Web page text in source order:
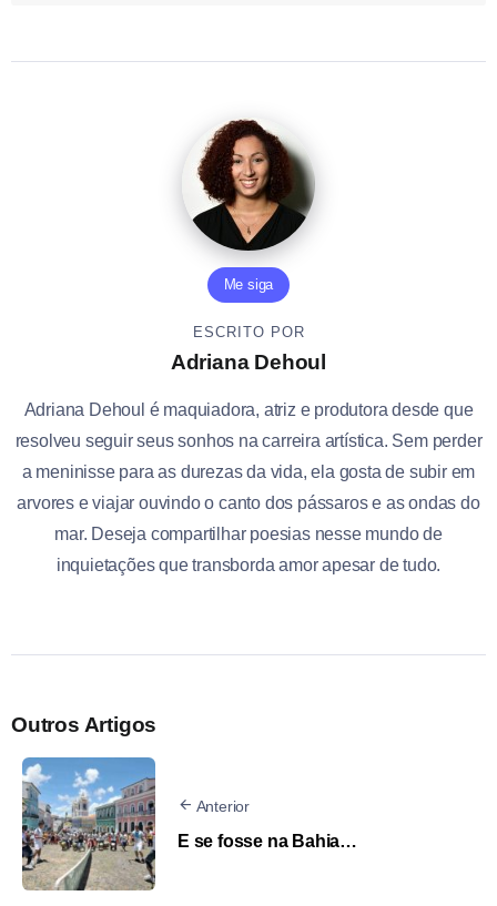
Me siga
ESCRITO POR
Adriana Dehoul
Adriana Dehoul é maquiadora, atriz e produtora desde que
resolveu seguir seus sonhos na carreira artística. Sem perder
a meninisse para as durezas da vida, ela gosta de subir em
arvores e viajar ouvindo o canto dos pássaros e as ondas do
mar. Deseja compartilhar poesias nesse mundo de
inquietações que transborda amor apesar de tudo.
Outros Artigos
Anterior
E se fosse na Bahia…